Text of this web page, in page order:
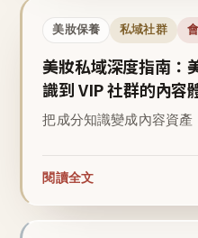
美妝保養 私域社群
美妝私域深度指南：
識到 VIP 社群的內容
把成分知識變成內容資產
閱讀全文